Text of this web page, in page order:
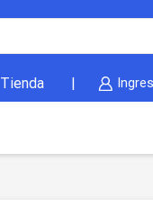
Tienda